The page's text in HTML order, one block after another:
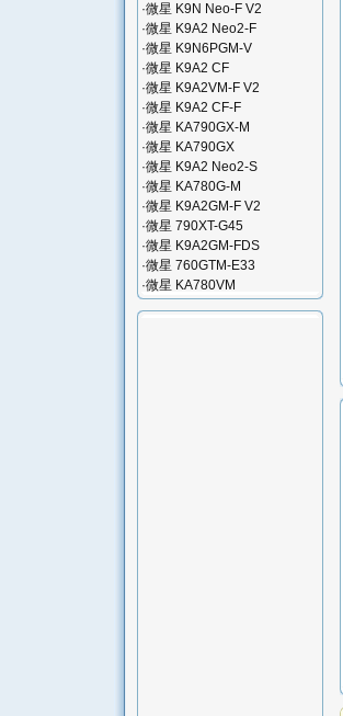
·微星 K9N Neo-F V2
·微星 K9A2 Neo2-F
·微星 K9N6PGM-V
·微星 K9A2 CF
·微星 K9A2VM-F V2
·微星 K9A2 CF-F
·微星 KA790GX-M
·微星 KA790GX
·微星 K9A2 Neo2-S
·微星 KA780G-M
·微星 K9A2GM-F V2
·微星 790XT-G45
·微星 K9A2GM-FDS
·微星 760GTM-E33
·微星 KA780VM